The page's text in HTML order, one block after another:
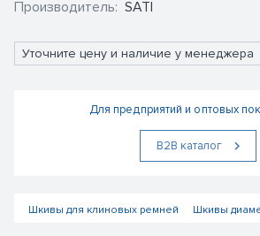
Производитель: SATI
Уточните цену и наличие у менеджера
Для предприятий и оптовых
В2В каталог
Шкивы для клиновых ремней Шкивы